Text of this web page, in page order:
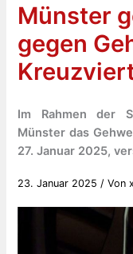
Münster
gegen
Im Rahmen der
Münster das
27. Januar 2025,
23. Januar 2025 / Von